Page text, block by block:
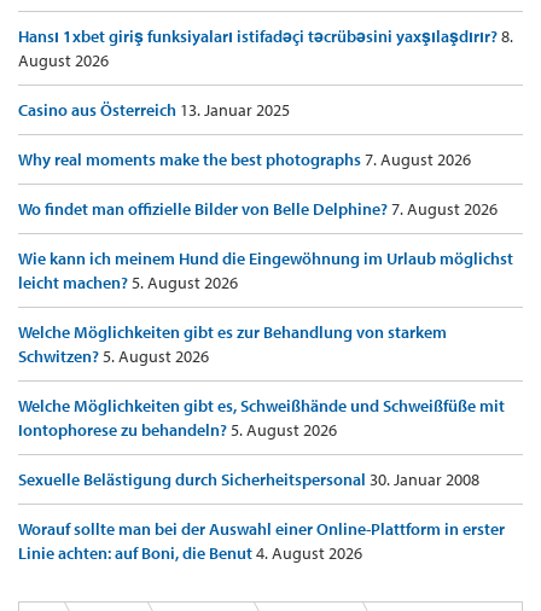
Hansı 1xbet giriş funksiyaları istifadəçi təcrübəsini yaxşılaşdırır?8.
August 2026
Casino aus Österreich 13. Januar 2025
Why real moments make the best photographs7. August 2026
Wo findet man offizielle Bilder von Belle Delphine?7. August 2026
Wie kann ich meinem Hund die Eingewöhnung im Urlaub möglichst
leicht machen?5. August 2026
Welche Möglichkeiten gibt es zur Behandlung von starkem
Schwitzen?5. August 2026
Welche Möglichkeiten gibt es, Schweißhände und Schweißfüße mit
Iontophorese zu behandeln?5. August 2026
Sexuelle Belästigung durch Sicherheitspersonal 30. Januar 2008
Worauf sollte man bei der Auswahl einer Online-Plattform in erster
Linie achten: auf Boni, die Benut4. August 2026